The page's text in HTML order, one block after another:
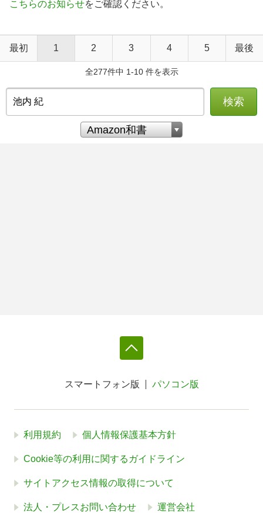
こちらのお知らせをご確認ください。
最初 1 2 3 4 5 最後
全277件中 1-10 件を表示
検索
スマートフォン版 パソコン版
利用規約 個人情報保護基本方針
Cookie等の利用に関するガイドライン
サイトアクセス情報の取得について
法人・プレスお問い合わせ 運営会社